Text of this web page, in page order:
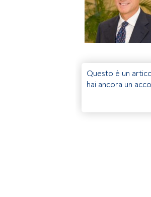
Questo è un
hai ancora un